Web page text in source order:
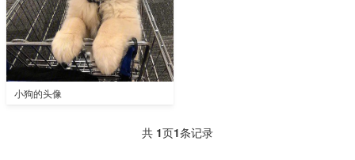
小狗的头像
共 1页1条记录